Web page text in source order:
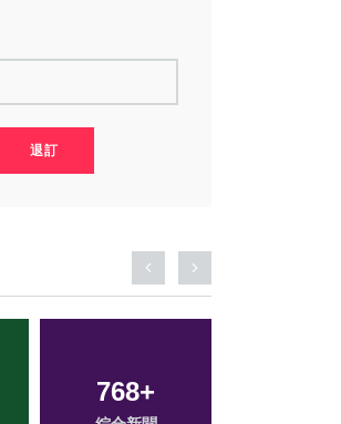
退訂
768+
80+